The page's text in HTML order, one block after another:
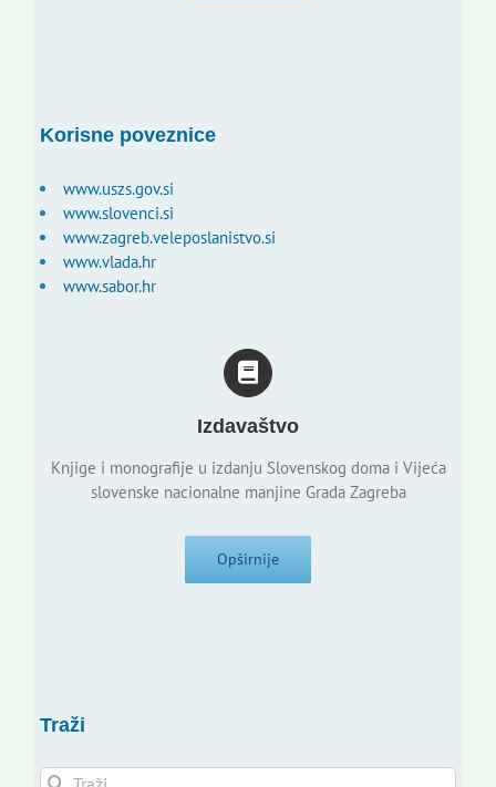
Korisne poveznice
www.uszs.gov.si
www.slovenci.si
www.zagreb.veleposlanistvo.si
www.vlada.hr
www.sabor.hr
Izdavaštvo
Knjige i monografije u izdanju Slovenskog doma i Vijeća
slovenske nacionalne manjine Grada Zagreba
Opširnije
Traži
Traži...